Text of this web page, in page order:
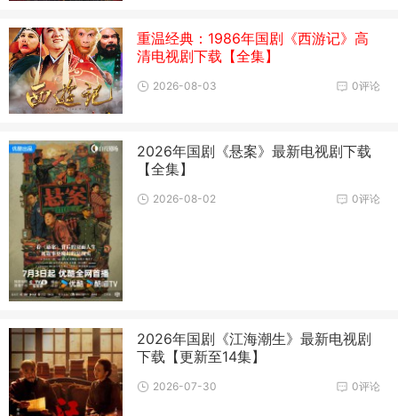
重温经典：1986年国剧《西游记》高
清电视剧下载【全集】
0评论
2026-08-03
2026年国剧《悬案》最新电视剧下载
【全集】
0评论
2026-08-02
2026年国剧《江海潮生》最新电视剧
下载【更新至14集】
0评论
2026-07-30